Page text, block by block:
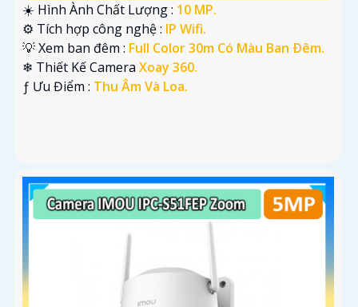
☀️ Hình Ành Chất Lượng : 10 MP.
⚙ Tích hợp công nghệ : IP Wifi.
💡 Xem ban đêm : Full Color 30m Có Màu Ban Ðêm.
❄ Thiết Kế Camera Xoay 360.
️ƒ Ưu Điểm : Thu Âm Và Loa.